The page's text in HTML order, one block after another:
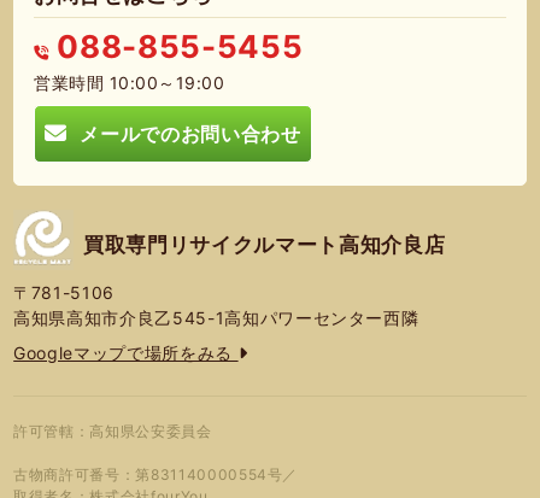
088-855-5455
営業時間 10:00～19:00
メールでのお問い合わせ
買取専門リサイクルマート高知介良店
〒781-5106
高知県高知市介良乙545-1高知パワーセンター西隣
Googleマップで場所をみる
許可管轄：高知県公安委員会
古物商許可番号：第831140000554号／